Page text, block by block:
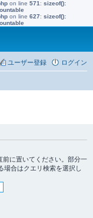
on line 571 : sizeof():
on line 627: sizeof():
ログイン
ユーザー登録
前に置いてください。部分一
場合はクエリ検索を選択し